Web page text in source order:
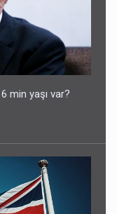
min yaşı var?